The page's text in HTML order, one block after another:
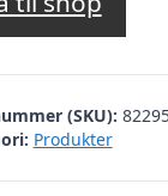
(SKU):
Produkter